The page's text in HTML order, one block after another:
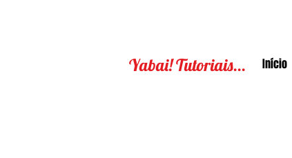
Yabai! Tutoriais... Início